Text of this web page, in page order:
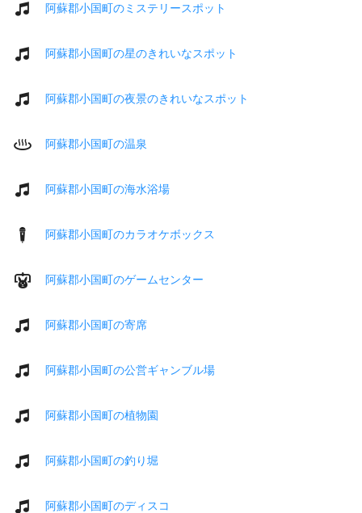
阿蘇郡小国町のミステリースポット
阿蘇郡小国町の星のきれいなスポット
阿蘇郡小国町の夜景のきれいなスポット
阿蘇郡小国町の温泉
阿蘇郡小国町の海水浴場
阿蘇郡小国町のカラオケボックス
阿蘇郡小国町のゲームセンター
阿蘇郡小国町の寄席
阿蘇郡小国町の公営ギャンブル場
阿蘇郡小国町の植物園
阿蘇郡小国町の釣り堀
阿蘇郡小国町のディスコ